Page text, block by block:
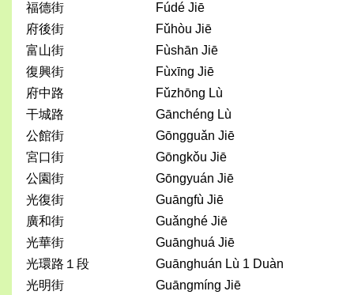
福德街
Fúdé Jiē
府後街
Fǔhòu Jiē
富山街
Fùshān Jiē
復興街
Fùxīng Jiē
府中路
Fǔzhōng Lù
干城路
Gānchéng Lù
公館街
Gōngguǎn Jiē
宮口街
Gōngkǒu Jiē
公園街
Gōngyuán Jiē
光復街
Guāngfù Jiē
廣和街
Guǎnghé Jiē
光華街
Guānghuá Jiē
光環路１段
Guānghuán Lù 1 Duàn
光明街
Guāngmíng Jiē